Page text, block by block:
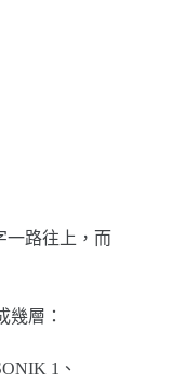
一路往上，而
幾層：
1、